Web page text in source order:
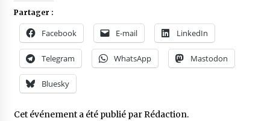
Partager :
Facebook E-mail LinkedIn
Telegram WhatsApp Mastodon
Bluesky
Cet événement a été publié parRédaction.